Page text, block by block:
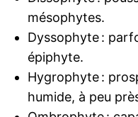
mésophytes.
Dyssophyte :
épiphyte.
Hygrophyte :
humide, à peu